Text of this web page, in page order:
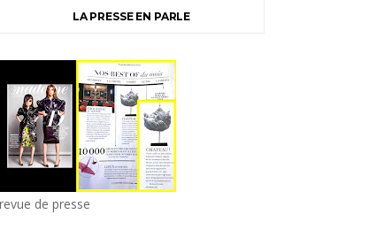
LA PRESSE EN PARLE
revue de presse